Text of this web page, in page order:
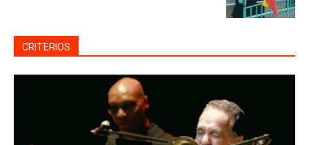
CRITERIOS